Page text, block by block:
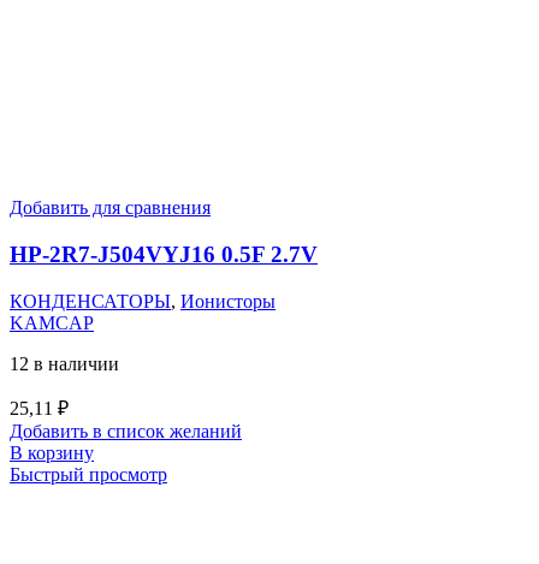
Добавить для сравнения
HP-2R7-J504VYJ16 0.5F 2.7V
КОНДЕНСАТОРЫ, Ионисторы
KAMCAP
12 в наличии
25,11 ₽
Добавить в список желаний
В корзину
Быстрый просмотр